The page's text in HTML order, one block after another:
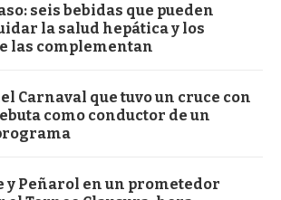
seis bebidas que pueden
la salud hepática y los
las complementan
Carnaval que tuvo un cruce con
como conductor de un
y Peñarol en un prometedor